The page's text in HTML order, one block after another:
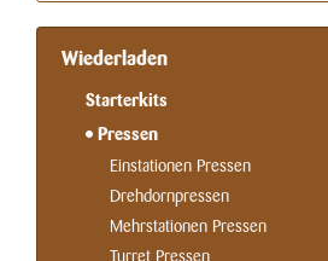
Wiederladen
Starterkits
Pressen
Einstationen Pressen
Drehdornpressen
Mehrstationen Pressen
Turret Pressen